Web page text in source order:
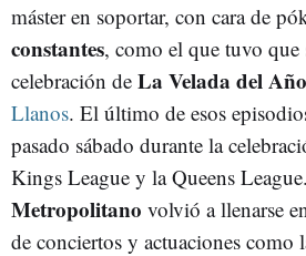
máster en soportar, con cara de
constantes, como el que tuvo
celebración de La Velada del
Llanos. El último de esos
pasado sábado durante la
Kings League y la Queens
Metropolitano volvió a llenarse
de conciertos y actuaciones como